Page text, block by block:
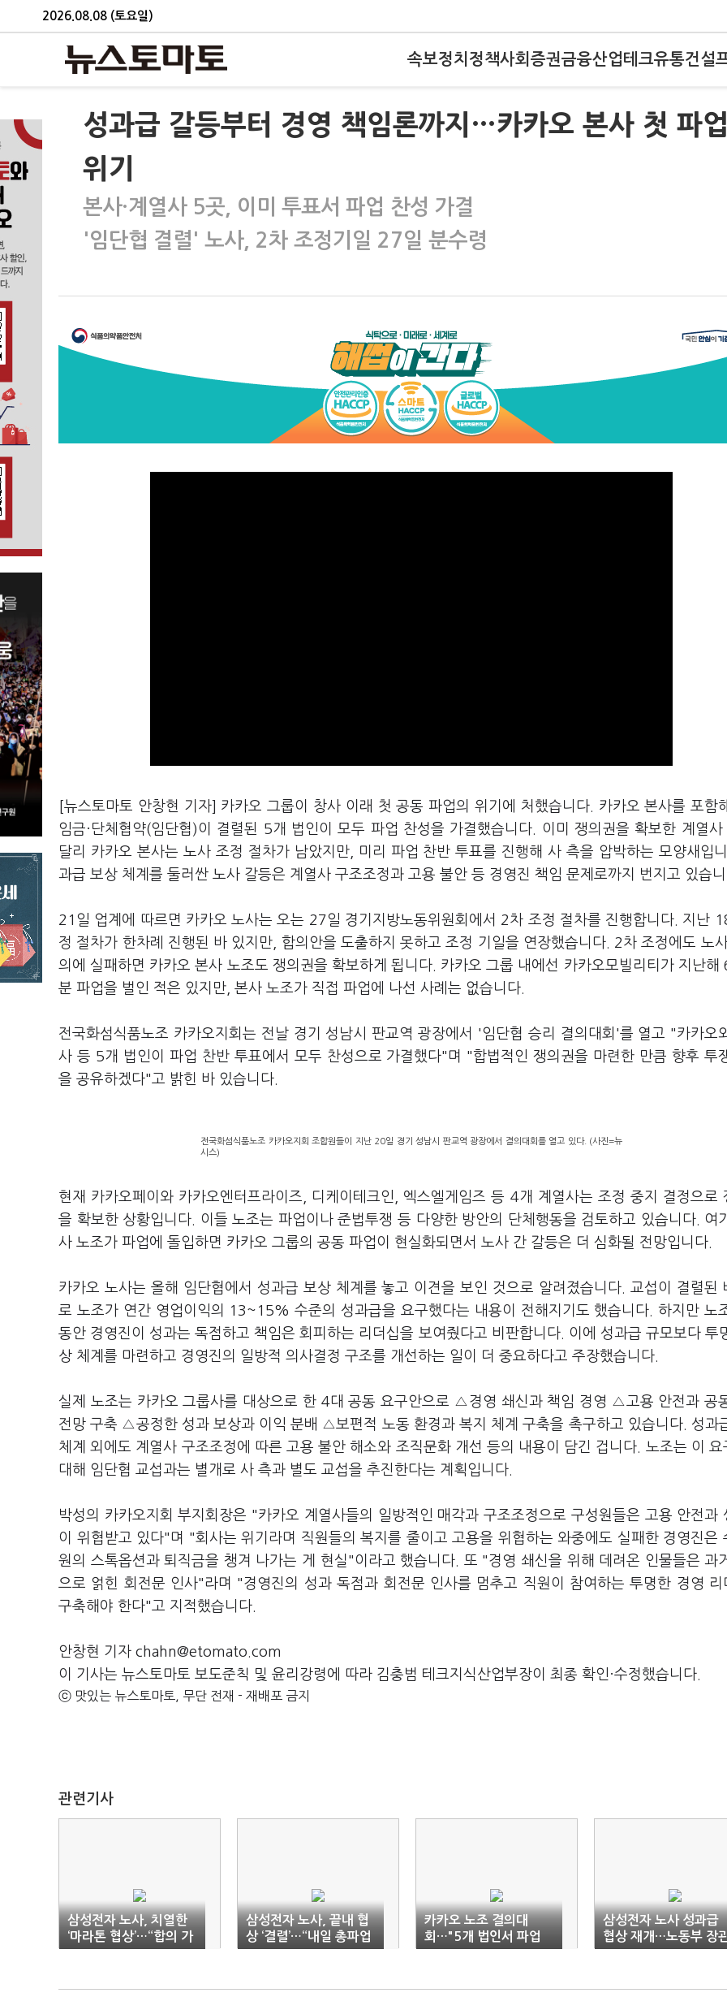
2026.08.08 (토요일)
속보정치 정책사회 증권금융산업테크유통건설
성과급 갈등부터 경영 책임론까지…카카오 본사 첫 파
위기
본사·계열사 5곳, 이미 투표서 파업 찬성 가결
'임단협 결렬' 노사, 2차 조정기일 27일 분수령
[뉴스토마토 안창현 기자] 카카오 그룹이 창사 이래 첫 공동 파업의 위기에 처했습니다. 카카오 본사를 포함
임금·단체협약(임단협)이 결렬된 5개 법인이 모두 파업 찬성을 가결했습니다. 이미 쟁의권을 확보한 계열
달리 카카오 본사는 노사 조정 절차가 남았지만, 미리 파업 찬반 투표를 진행해 사 측을 압박하는 모양새입
과급 보상 체계를 둘러싼 노사 갈등은 계열사 구조조정과 고용 불안 등 경영진 책임 문제로까지 번지고 있습
21일 업계에 따르면 카카오 노사는 오는 27일 경기지방노동위원회에서 2차 조정 절차를 진행합니다. 지난
정 절차가 한차례 진행된 바 있지만, 합의안을 도출하지 못하고 조정 기일을 연장했습니다. 2차 조정에도 노
의에 실패하면 카카오 본사 노조도 쟁의권을 확보하게 됩니다. 카카오 그룹 내에선 카카오모빌리티가 지난해
분 파업을 벌인 적은 있지만, 본사 노조가 직접 파업에 나선 사례는 없습니다.
전국화섬식품노조 카카오지회는 전날 경기 성남시 판교역 광장에서 '임단협 승리 결의대회'를 열고 "카카오
사 등 5개 법인이 파업 찬반 투표에서 모두 찬성으로 가결했다"며 "합법적인 쟁의권을 마련한 만큼 향후 투
을 공유하겠다"고 밝힌 바 있습니다.
전국화섬식품노조 카카오지회 조합원들이 지난 20일 경기 성남시 판교역 광장에서 결의대회를 열고 있다. (사진=뉴
시스)
현재 카카오페이와 카카오엔터프라이즈, 디케이테크인, 엑스엘게임즈 등 4개 계열사는 조정 중지 결정으로
을 확보한 상황입니다. 이들 노조는 파업이나 준법투쟁 등 다양한 방안의 단체행동을 검토하고 있습니다. 여
사 노조가 파업에 돌입하면 카카오 그룹의 공동 파업이 현실화되면서 노사 간 갈등은 더 심화될 전망입니다.
카카오 노사는 올해 임단협에서 성과급 보상 체계를 놓고 이견을 보인 것으로 알려졌습니다. 교섭이 결렬된
로 노조가 연간 영업이익의 13~15% 수준의 성과급을 요구했다는 내용이 전해지기도 했습니다. 하지만 노
동안 경영진이 성과는 독점하고 책임은 회피하는 리더십을 보여줬다고 비판합니다. 이에 성과급 규모보다 투
상 체계를 마련하고 경영진의 일방적 의사결정 구조를 개선하는 일이 더 중요하다고 주장했습니다.
실제 노조는 카카오 그룹사를 대상으로 한 4대 공동 요구안으로 △경영 쇄신과 책임 경영 △고용 안전과 공
전망 구축 △공정한 성과 보상과 이익 분배 △보편적 노동 환경과 복지 체계 구축을 촉구하고 있습니다. 성과
체계 외에도 계열사 구조조정에 따른 고용 불안 해소와 조직문화 개선 등의 내용이 담긴 겁니다. 노조는 이 요
대해 임단협 교섭과는 별개로 사 측과 별도 교섭을 추진한다는 계획입니다.
박성의 카카오지회 부지회장은 "카카오 계열사들의 일방적인 매각과 구조조정으로 구성원들은 고용 안전과
이 위협받고 있다"며 "회사는 위기라며 직원들의 복지를 줄이고 고용을 위협하는 와중에도 실패한 경영진은
원의 스톡옵션과 퇴직금을 챙겨 나가는 게 현실"이라고 했습니다. 또 "경영 쇄신을 위해 데려온 인물들은 과
으로 얽힌 회전문 인사"라며 "경영진의 성과 독점과 회전문 인사를 멈추고 직원이 참여하는 투명한 경영 리
구축해야 한다"고 지적했습니다.
안창현 기자 chahn@etomato.com
이 기사는 뉴스토마토 보도준칙 및 윤리강령에 따라 김충범 테크지식산업부장이 최종 확인·수정했습니다.
ⓒ 맛있는 뉴스토마토, 무단 전재 - 재배포 금지
관련기사
삼성전자 노사, 치열한
‘마라톤 협상’…“합의 가
능성” 기대도
삼성전자 노사, 끝내 협
상 ‘결렬’…“내일 총파업
돌입”
카카오 노조 결의대
회…"5개 법인서 파업
찬성"
삼성전자 노사 성과급
협상 재개…노동부 장
직접 중재